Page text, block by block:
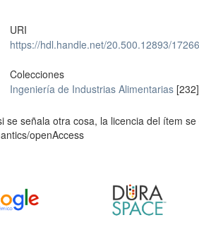
URI
https://hdl.handle.net/20.500.12893/17266
Colecciones
Ingeniería de Industrias Alimentarias [232]
se señala otra cosa, la licencia del ítem
openAccess